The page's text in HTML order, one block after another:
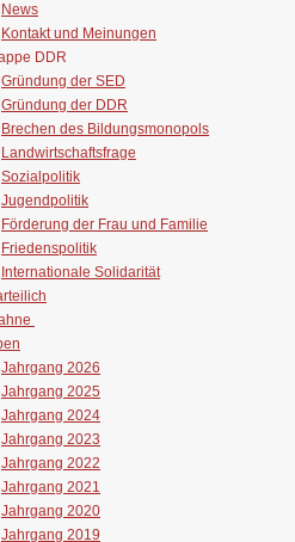
News
Kontakt und Meinungen
DDR
Gründung der SED
Gründung der DDR
Brechen des Bildungsmonopols
Landwirtschaftsfrage
Sozialpolitik
Jugendpolitik
Förderung der Frau und Familie
Friedenspolitik
Internationale Solidarität
Jahrgang 2026
Jahrgang 2025
Jahrgang 2024
Jahrgang 2023
Jahrgang 2022
Jahrgang 2021
Jahrgang 2020
Jahrgang 2019